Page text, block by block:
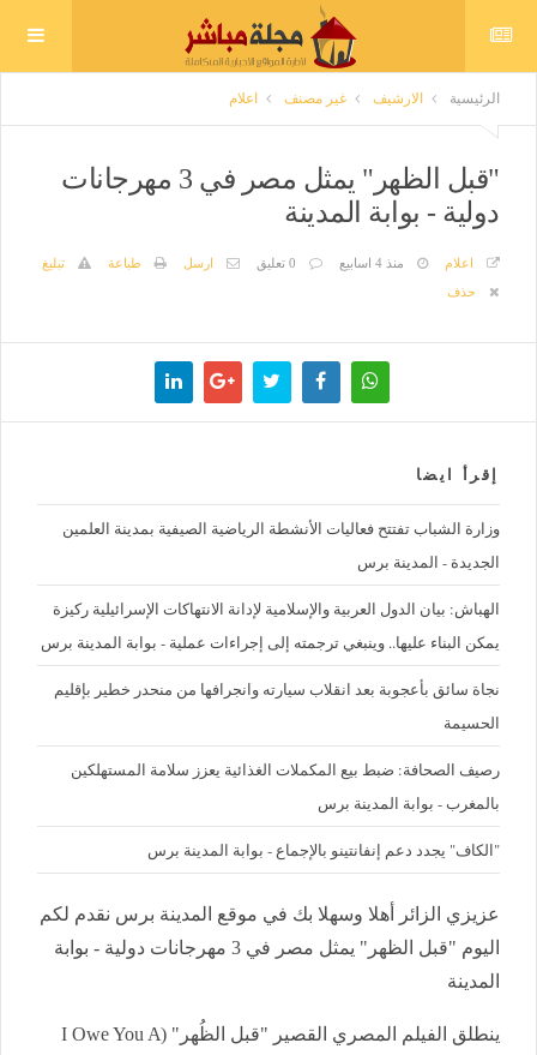
الرئيسية الارشيف غير مصنف اعلام
"قبل الظهر" يمثل مصر في 3 مهرجانات
دولية - بوابة المدينة
اعلام منذ 4 اسابيع 0 تعليق ارسل طباعة
تبليغ
حذف
إقرأ ايضا
وزارة الشباب تفتتح فعاليات الأنشطة الرياضية الصيفية بمدينة العلمين
الجديدة - المدينة برس
الهباش: بيان الدول العربية والإسلامية لإدانة الانتهاكات الإسرائيلية ركيزة
يمكن البناء عليها.. وينبغي ترجمته إلى إجراءات عملية - بوابة المدينة برس
نجاة سائق بأعجوبة بعد انقلاب سيارته وانجرافها من منحدر خطير بإقليم
الحسيمة
رصيف الصحافة: ضبط بيع المكملات الغذائية يعزز سلامة المستهلكين
بالمغرب - بوابة المدينة برس
"الكاف" يجدد دعم إنفانتينو بالإجماع - بوابة المدينة برس
عزيزي الزائر أهلا وسهلا بك في موقع المدينة برس نقدم لكم
اليوم "قبل الظهر" يمثل مصر في 3 مهرجانات دولية - بوابة
المدينة
ينطلق الفيلم المصري القصير "قبل الظُهر" (I Owe You A